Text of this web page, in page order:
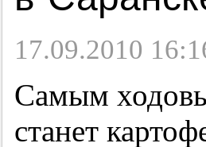
17.09.2010
Самым
станет